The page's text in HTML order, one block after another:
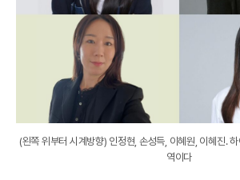
(왼쪽 위부터 시계방향) 인정현, 손성득, 이혜원, 이혜진.
역이다